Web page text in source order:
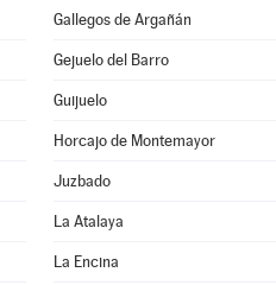
Gallegos de Argañán
Gejuelo del Barro
Guijuelo
Horcajo de Montemayor
Juzbado
La Atalaya
La Encina